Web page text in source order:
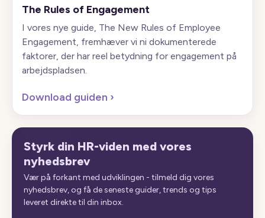
The Rules of Engagement
I vores nye guide, The New Rules of Employee
Engagement, fremhæver vi ni dokumenterede
faktorer, der har reel betydning for engagement på
arbejdspladsen.
Download guiden ›
Styrk din HR-viden med vores
nyhedsbrev
Vær på forkant med udviklingen - tilmeld dig vores
nyhedsbrev, og få de seneste guider, trends og tips
leveret direkte til din inbox.